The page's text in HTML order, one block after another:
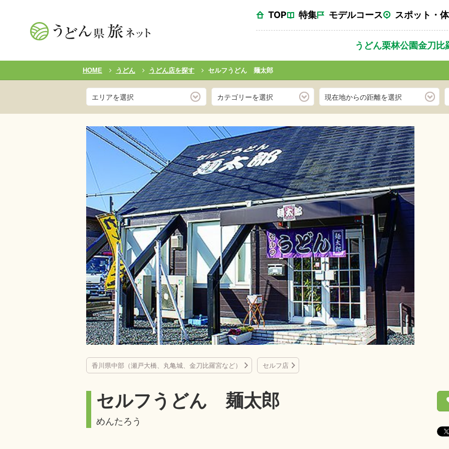
TOP 特集 モデルコース スポット・
うどん栗林公園金刀比
HOME うどん うどん店を探す セルフうどん 麺太郎
エリアを選択 カテゴリーを選択 現在地からの距離を選択
香川県中部（瀬戸大橋、丸亀城、金刀比羅宮など） セルフ店
セルフうどん 麺太郎
めんたろう